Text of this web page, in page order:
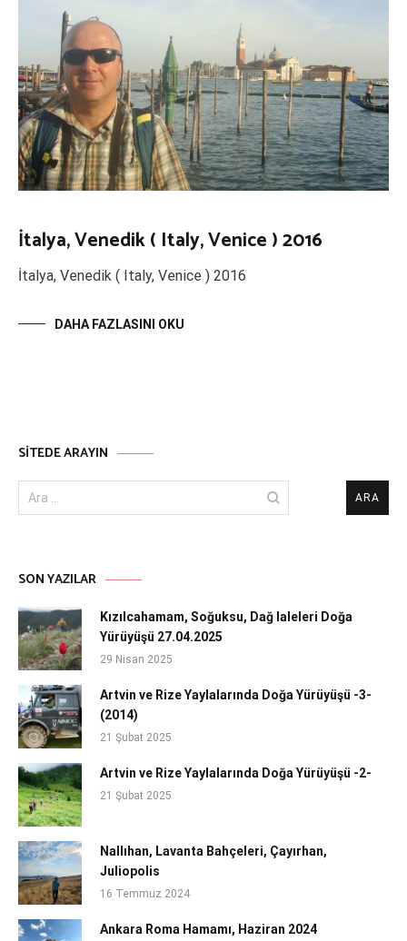
İtalya, Venedik ( Italy, Venice ) 2016
İtalya, Venedik ( Italy, Venice ) 2016
DAHA FAZLASINI OKU
SITEDE ARAYIN
Arama:
SON YAZILAR
Kızılcahamam, Soğuksu, Dağ laleleri Doğa
Yürüyüşü 27.04.2025
29 Nisan 2025
Artvin ve Rize Yaylalarında Doğa Yürüyüşü -3-
(2014)
21 Şubat 2025
Artvin ve Rize Yaylalarında Doğa Yürüyüşü -2-
21 Şubat 2025
Nallıhan, Lavanta Bahçeleri, Çayırhan,
Juliopolis
16 Temmuz 2024
Ankara Roma Hamamı, Haziran 2024